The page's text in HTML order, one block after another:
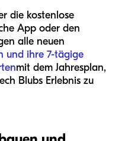
die kostenlose
App oder den
alle neuen
und ihre 7-tägige
mit dem Jahresplan,
Blubs Erlebnis zu